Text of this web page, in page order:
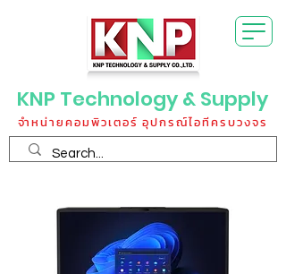
KNP Technology & Supply
จำหน่ายคอมพิวเตอร์ อุปกรณ์ไอทีครบวงจร